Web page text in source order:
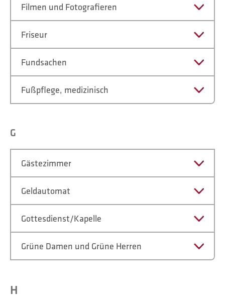
Filmen und Fotografieren
Friseur
Fundsachen
Fußpflege, medizinisch
G
Gästezimmer
Geldautomat
Gottesdienst/Kapelle
Grüne Damen und Grüne Herren
H